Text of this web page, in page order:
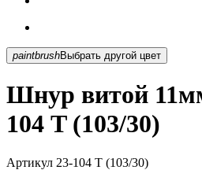
paintbrush Выбрать другой цвет
Шнур витой
104 T (103/30)
Артикул 23-104 T (103/30)